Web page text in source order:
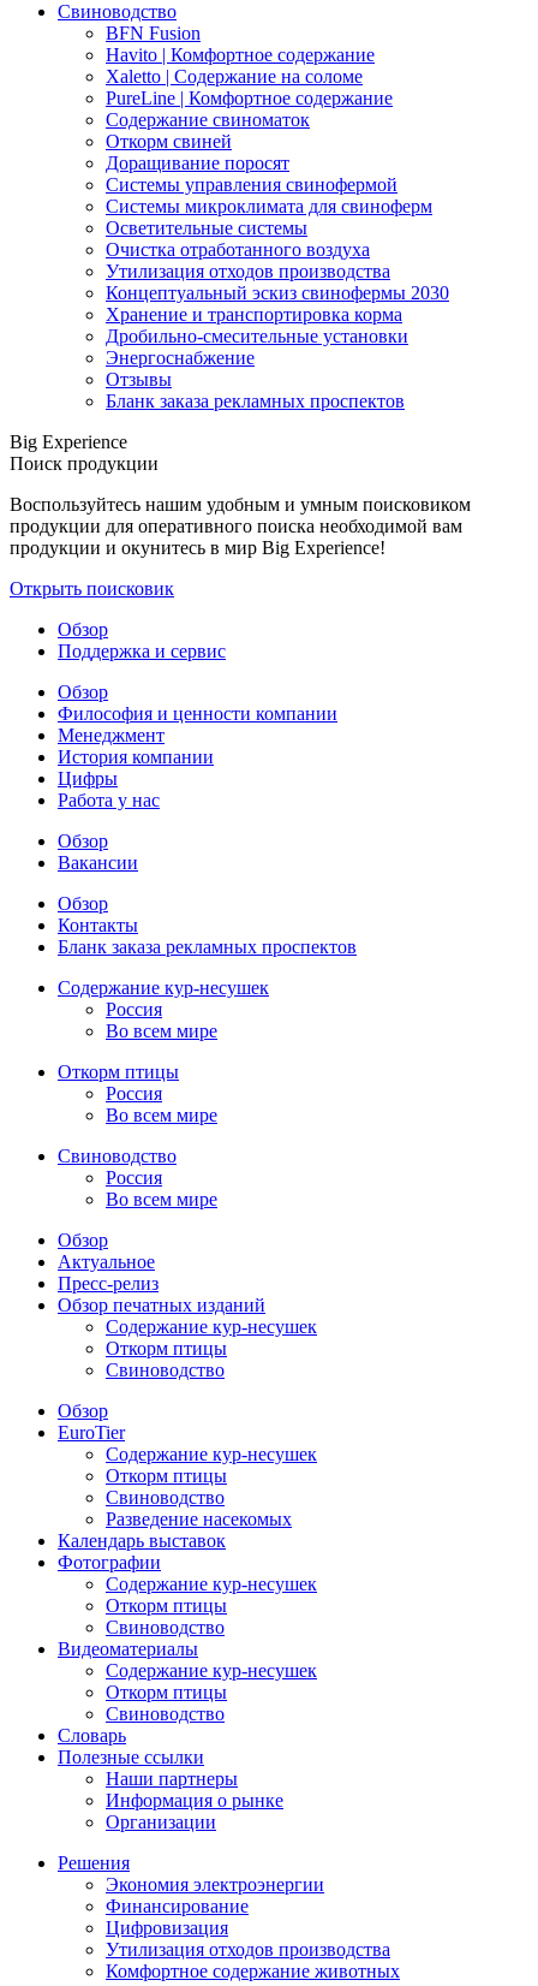
Свиноводство
BFN Fusion
Havito | Комфортное содержание
Xaletto | Содержание на соломе
PureLine | Комфортное содержание
Содержание свиноматок
Откорм свиней
Доращивание поросят
Системы управления свинофермой
Системы микроклимата для свиноферм
Осветительные системы
Очистка отработанного воздуха
Утилизация отходов производства
Концептуальный эскиз свинофермы 2030
Хранение и транспортировка корма
Дробильно-смесительные установки
Энергоснабжение
Отзывы
Бланк заказа рекламных проспектов
Big Experience
Поиск продукции
Воспользуйтесь нашим удобным и умным поисковиком
продукции для оперативного поиска необходимой вам
продукции и окунитесь в мир Big Experience!
Открыть поисковик
Обзор
Поддержка и сервис
Обзор
Философия и ценности компании
Менеджмент
История компании
Цифры
Работа у нас
Обзор
Вакансии
Обзор
Контакты
Бланк заказа рекламных проспектов
Содержание кур-несушек
Россия
Во всем мире
Откорм птицы
Россия
Во всем мире
Свиноводство
Россия
Во всем мире
Обзор
Актуальное
Пресс-релиз
Обзор печатных изданий
Содержание кур-несушек
Откорм птицы
Свиноводство
Обзор
EuroTier
Содержание кур-несушек
Откорм птицы
Свиноводство
Разведение насекомых
Календарь выставок
Фотографии
Содержание кур-несушек
Откорм птицы
Свиноводство
Видеоматериалы
Содержание кур-несушек
Откорм птицы
Свиноводство
Словарь
Полезные ссылки
Наши партнеры
Информация о рынке
Организации
Решения
Экономия электроэнергии
Финансирование
Цифровизация
Утилизация отходов производства
Комфортное содержание животных